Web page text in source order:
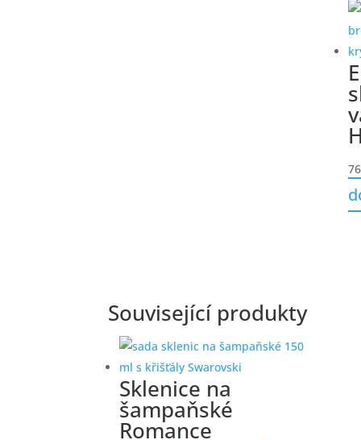
Související produkty
Sklenice na
šampaňské
Romance